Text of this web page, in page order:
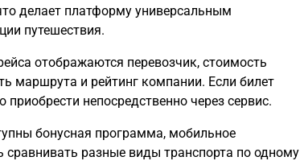
делает платформу универсальным
путешествия.
отображаются перевозчик, стоимость
маршрута и рейтинг компании. Если билет
непосредственно через сервис.
бонусная программа, мобильное
разные виды транспорта по одному